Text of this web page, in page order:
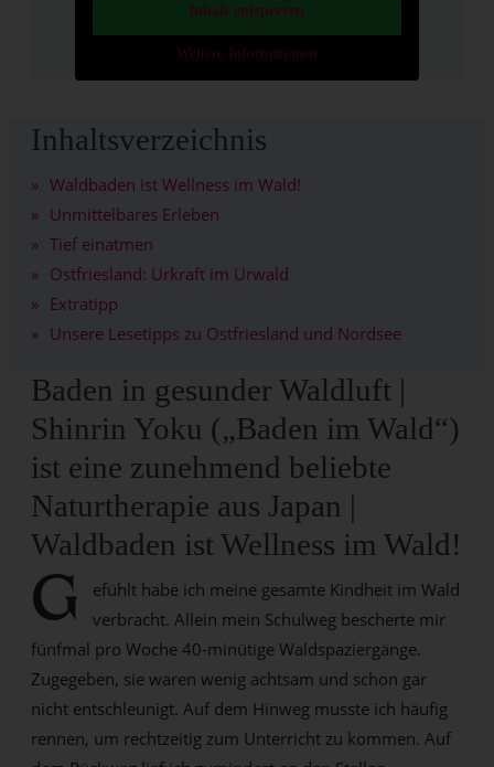
Inhalt entsperren
Weitere Informationen
Inhaltsverzeichnis
Waldbaden ist Wellness im Wald!
Unmittelbares Erleben
Tief einatmen
Ostfriesland: Urkraft im Urwald
Extratipp
Unsere Lesetipps zu Ostfriesland und Nordsee
Baden in gesunder Waldluft |
Shinrin Yoku („Baden im Wald“)
ist eine zunehmend beliebte
Naturtherapie aus Japan |
Waldbaden ist Wellness im Wald!
G
efühlt habe ich meine gesamte Kindheit im Wald
verbracht. Allein mein Schulweg bescherte mir
fünfmal pro Woche 40-minütige Waldspaziergänge.
Zugegeben, sie waren wenig achtsam und schon gar
nicht entschleunigt. Auf dem Hinweg musste ich häufig
rennen, um rechtzeitig zum Unterricht zu kommen. Auf